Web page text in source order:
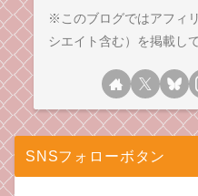
※このブログではアフィ
シエイト含む）を掲載し
SNSフォローボタン